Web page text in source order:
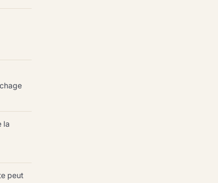
la
peut